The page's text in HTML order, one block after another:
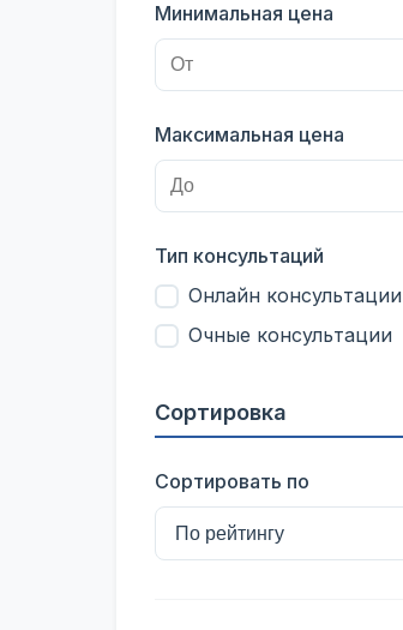
Минимальная цена
Максимальная цена
Тип консультаций
Онлайн консультации
Очные консультации
Сортировка
Сортировать по